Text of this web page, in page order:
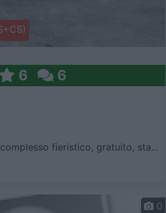
6 6
fieristico, gratuito, sta...
0